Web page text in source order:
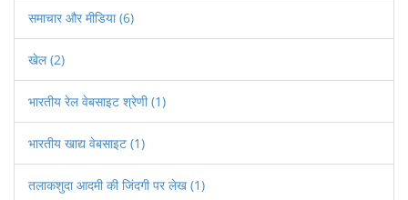
समाचार और मीडिया(6)
खेल(2)
भारतीय रेल वेबसाइट श्रेणी(1)
भारतीय खाद्य वेबसाइट (1)
तलाकशुदा आदमी की जिंदगी पर लेख (1)